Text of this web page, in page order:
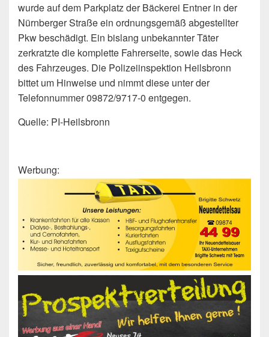
wurde auf dem Parkplatz der Bäckerei Entner in der
Nürnberger Straße ein ordnungsgemäß abgestellter
Pkw beschädigt. Ein bislang unbekannter Täter
zerkratzte die komplette Fahrerseite, sowie das Heck
des Fahrzeuges. Die Polizeiinspektion Heilsbronn
bittet um Hinweise und nimmt diese unter der
Telefonnummer 09872/9717-0 entgegen.
Quelle: PI-Heilsbronn
Werbung: